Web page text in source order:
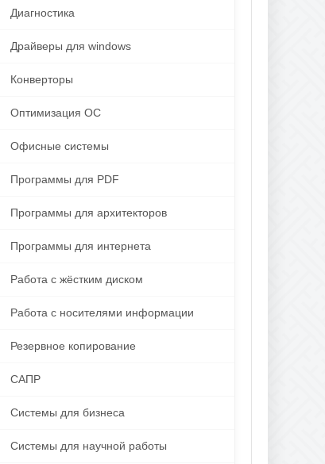
Диагностика
Драйверы для windows
Конверторы
Оптимизация ОС
Офисные системы
Программы для PDF
Программы для архитекторов
Программы для интернета
Работа с жёстким диском
Работа с носителями информации
Резервное копирование
САПР
Системы для бизнеса
Системы для научной работы